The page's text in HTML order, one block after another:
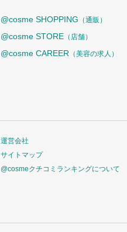
@cosme SHOPPING （通販）
@cosme STORE （店舗）
@cosme CAREER （美容の求人）
運営会社
サイトマップ
@cosmeクチコミランキングについて